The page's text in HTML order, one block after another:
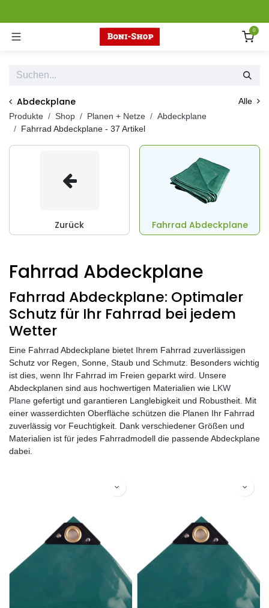
0
Abdeckplane
Alle
Produkte
Shop Planen + Netze
Abdeckplane
Fahrrad Abdeckplane - 37 Artikel
Zurück Fahrrad Abdeckplane
Fahrrad Abdeckplane
Fahrrad Abdeckplane: Optimaler
Schutz für Ihr Fahrrad bei jedem
Wetter
Eine Fahrrad Abdeckplane bietet Ihrem Fahrrad zuverlässigen
Schutz vor Regen, Sonne, Staub und Schmutz. Besonders wichtig
ist dies, wenn Ihr Fahrrad im Freien geparkt wird. Unsere
Abdeckplanen sind aus hochwertigen Materialien wie LKW
Plane gefertigt und garantieren Langlebigkeit und Robustheit. Mit
einer wasserdichten Oberfläche schützen die Planen Ihr Fahrrad
zuverlässig vor Feuchtigkeit. Dank verschiedener Größen und
Materialien ist für jedes Fahrradmodell die passende Abdeckplane
dabei.